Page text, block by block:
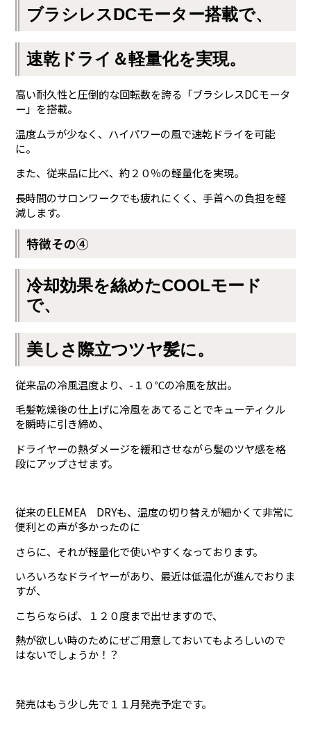
ブラシレスDCモーター搭載で、
速乾ドライ＆軽量化を実現。
高い耐久性と圧倒的な回転数を誇る「ブラシレスDCモータ
ー」を搭載。
温度ムラが少なく、ハイパワーの風で速乾ドライを可能
に。
また、従来品に比べ、約２０％の軽量化を実現。
長時間のサロンワークでも疲れにくく、手首への負担を軽
減します。
特徴その④
冷却効果を絲めたCOOLモード
で、
美しさ際立つツヤ髪に。
従来品の冷風温度より、-１０℃の冷風を放出。
毛髪乾燥後の仕上げに冷風をあてることでキューティクル
を瞬時に引き締め、
ドライヤーの熱ダメージを緩和させながら髪のツヤ感を格
段にアップさせます。
従来のELEMEA DRYも、温度の切り替えが細かくて非常に
便利との声が多かったのに
さらに、それが軽量化で使いやすくなっております。
いろいろなドライヤーがあり、最近は低温化が進んでおりま
すが、
こちらならば、１２０度まで出せますので、
熱が欲しい時のためにぜご用意しておいてもよろしいので
はないでしょうか！？
発売はもう少し先で１１月発売予定です。